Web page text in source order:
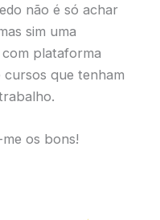
não é só achar
sim uma
plataforma
que tenham
me os bons!